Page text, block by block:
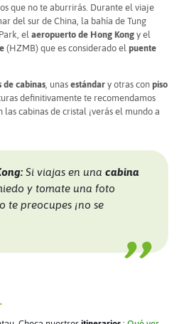
que no te aburrirás. Durante el viaje
del sur de China, la bahía de Tung
el aeropuerto de Hong Kong y el
(HZMB) que es considerado el puente
de cabinas , unas estándar y otras con piso
definitivamente te recomendamos
cabinas de cristal ¡verás el mundo a
Si viajas en una cabina
y tomate una foto
te preocupes ¡no se